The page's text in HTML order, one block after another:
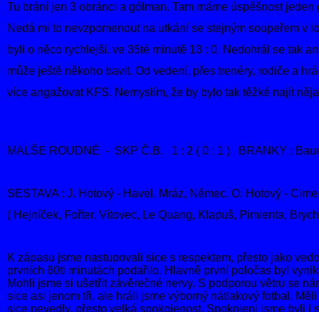
Tu brání jen 3 obránci a gólman. Tam máme úspěšnost jeden
Nedá mi to nevzpomenout na utkání se stejným soupeřem v
byli o něco rychlejší. ve 35té minutě 13 : 0. Nedohrál se tak
může ještě někoho bavit. Od vedení, přes trenéry, rodiče a
více angažovat KFS. Nemyslím, že by bylo tak těžké najít
MALŠE ROUDNÉ - SKP Č.B. 1 : 2 ( 0 : 1 ) BRANKY :
SESTAVA : J. Hotový - Havel, Mráz, Němec, O. Hotový -
( Hejníček, Fořter, Vítovec, Le Quang, Klapuš, Pimienta,
K zápasu jsme nastupovali sice s respektem, přesto jako
prvních 60ti minutách podařilo. Hlavně první poločas byl
Mohli jsme si ušetřit závěrečné nervy. S podporou větru se
sice asi jenom tři, ale hráli jsme výborný nátlakový fotbal.
sice nevedly, přesto velká spokojenost. Spokojeni jsme byli i